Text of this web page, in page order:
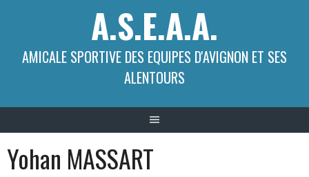
A.S.E.A.A.
AMICALE SPORTIVE DES EQUIPES D'AVIGNON ET SES
ALENTOURS
Yohan MASSART